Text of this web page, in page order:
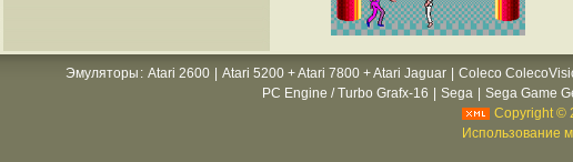
Эмуляторы : Atari 2600 Atari 5200 + Atari 7800 + Atari Jaguar Coleco
PC Engine / Turbo Grafx-16
Sega Sega Game
Copyright ©
Использование